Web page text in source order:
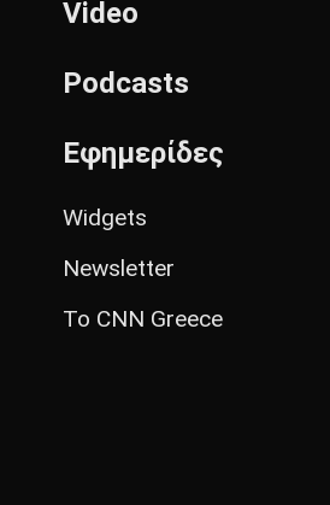
Video
Podcasts
Εφημερίδες
Widgets
Newsletter
Το CNN Greece